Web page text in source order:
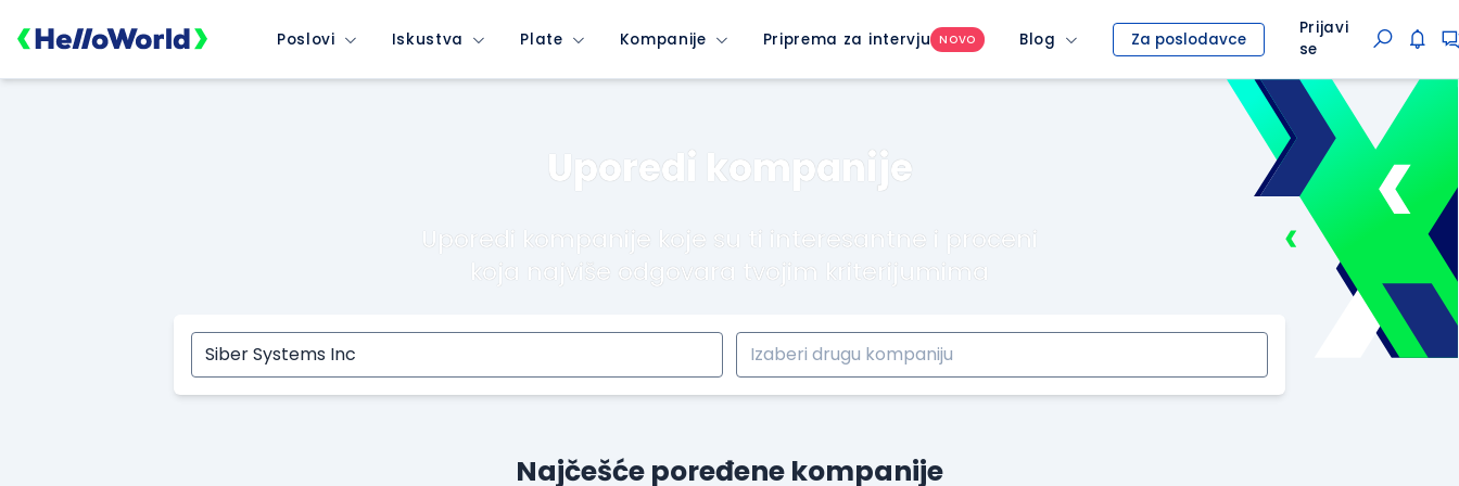
Poslovi Iskustva Plate Kompanije Priprema za intervju NOVO Blog Za poslodavce
Prijavi
se
Uporedi kompanije
Uporedi kompanije koje su ti interesantne i proceni
koja najviše odgovara tvojim kriterijumima
Najčešće poređene kompanije